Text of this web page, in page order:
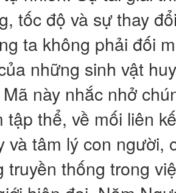
tốc độ và sự thay
ta không phải đối
những sinh vật
này nhắc nhở
tập thể, về mối liên
và tâm lý con người,
truyền thống trong